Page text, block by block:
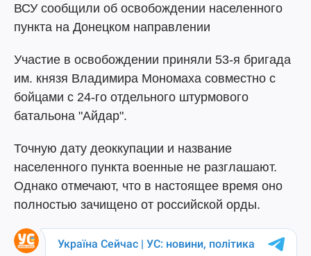
ВСУ сообщили об освобождении населенного
пункта на Донецком направлении
Участие в освобождении приняли 53-я бригада
им. князя Владимира Мономаха совместно с
бойцами с 24-го отдельного штурмового
батальона "Айдар".
Точную дату деоккупации и название
населенного пункта военные не разглашают.
Однако отмечают, что в настоящее время оно
полностью зачищено от российской орды.